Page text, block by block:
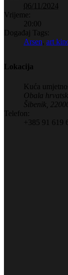
06/11/2024
Vrijeme:
20:00
Događaj Tags:
Arsen, art
Lokacija
Kuća
Obala
Šibenik
Telefon:
+385 91 619